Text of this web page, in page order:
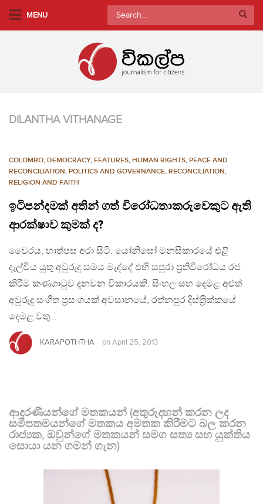
MENU
Search
for:
DILANTHA VITHANAGE
COLOMBO, DEMOCRACY, FEATURES, HUMAN RIGHTS, PEACE AND
RECONCILIATION, POLITICS AND GOVERNANCE, RECONCILIATION,
RELIGION AND FAITH
ඉටිපන්දමක් අතින් ගත් විරෝධතාකරුවෙකුට ඇති
ආරක්ෂාව කුමක් ද?
වෛරය, හාත්පස අරා සිටී. යෝනිසෝ මනසිකාරයේ එළි
දැල්විය යුතු අවුරුදු සමය මැද්දේ එහි සපුරා ප‍්‍රතිවිරෝධය රජ
කිරීම කණගාටුව දනවන විකාරයකි. සිංහල සහ දෙමළ අළුත්
අවුරුදු සංගීත ප‍්‍රසංගයක් අවසානයේ, රත්නපුර දිස්ත‍්‍රික්කයේ
දෙමළ වතු…
KARAPOTHTHA on April 25, 2013
ආදරණීයන්ගේ මතකයන් (අතුරුදහන් කරන ලද
සමීපතමයන්ගේ මතකය අමතක කිරීමට බල කරන
රාජ්‍යක, ඔවුන්ගේ මතකයන් සමග සත්‍ය සහ යුක්තිය
සොයා යන ගමන් ගැන)